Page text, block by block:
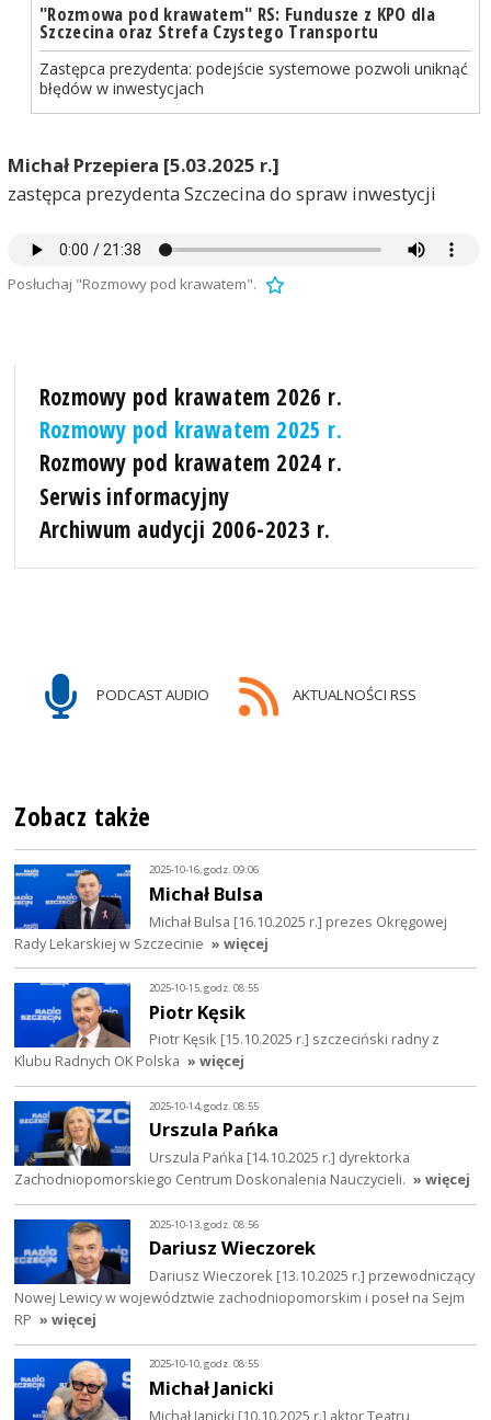
"Rozmowa pod krawatem" RS: Fundusze z KPO dla
Szczecina oraz Strefa Czystego Transportu
Zastępca prezydenta: podejście systemowe pozwoli uniknąć
błędów w inwestycjach
Michał Przepiera [5.03.2025 r.]
zastępca prezydenta Szczecina do spraw inwestycji
Posłuchaj "Rozmowy pod krawatem".
Rozmowy pod krawatem 2026 r.
Rozmowy pod krawatem 2025 r.
Rozmowy pod krawatem 2024 r.
Serwis informacyjny
Archiwum audycji 2006-2023 r.
PODCAST AUDIO AKTUALNOŚCI RSS
Zobacz także
2025-10-16, godz. 09:06
Michał Bulsa
Michał Bulsa [16.10.2025 r.] prezes Okręgowej
Rady Lekarskiej w Szczecinie » więcej
2025-10-15, godz. 08:55
Piotr Kęsik
Piotr Kęsik [15.10.2025 r.] szczeciński radny z
Klubu Radnych OK Polska » więcej
2025-10-14, godz. 08:55
Urszula Pańka
Urszula Pańka [14.10.2025 r.] dyrektorka
Zachodniopomorskiego Centrum Doskonalenia Nauczycieli. » więcej
2025-10-13, godz. 08:56
Dariusz Wieczorek
Dariusz Wieczorek [13.10.2025 r.] przewodniczący
Nowej Lewicy w województwie zachodniopomorskim i poseł na Sejm
RP » więcej
2025-10-10, godz. 08:55
Michał Janicki
Michał Janicki [10.10.2025 r.] aktor Teatru